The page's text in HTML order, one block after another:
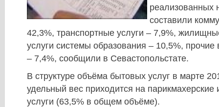
реализованных
составили
42,3%, транспортные услуги – 7,9%,
услуги системы образования – 10,5%,
– 7,4%, сообщили в Севастопольстате.
В структуре объёма бытовых услуг в марте
удельный вес приходится на парикмахерские
услуги (63,5% в общем объёме).